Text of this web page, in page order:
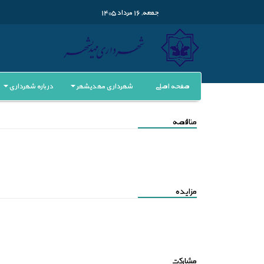
جمعه, 16 مرداد 1405
صفحه اصلی شهرداری مهدیشهر درباره شهرداری
مناقصه
مزایده
مشارکت